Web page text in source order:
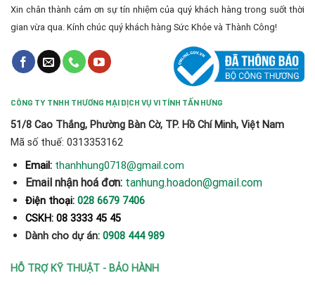
Xin chân thành cảm ơn sự tín nhiệm của quý khách hàng trong suốt thời
gian vừa qua. Kính chúc quý khách hàng Sức Khỏe và Thành Công!
CÔNG TY TNHH THƯƠNG MẠI DỊCH VỤ VI TÍNH TẤN HƯNG
51/8 Cao Thắng, Phường Bàn Cờ, TP. Hồ Chí Minh, Việt Nam
Mã số thuế: 0313353162
Email: thanhhung0718@gmail.com
Email nhận hoá đơn: tanhung.hoadon@gmail.com
Điện thoại: 028 6679 7406
CSKH: 08 3333 45 45
Dành cho dự án: 0908 444 989
HỖ TRỢ KỸ THUẬT - BẢO HÀNH